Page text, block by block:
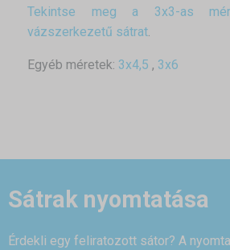
Tekintse meg a 3x3-as
vázszerkezetű sátrat
Egyéb méretek: 3x4,5 , 3x6
Sátrak nyomtatása
Érdekli egy feliratozott sátor? A